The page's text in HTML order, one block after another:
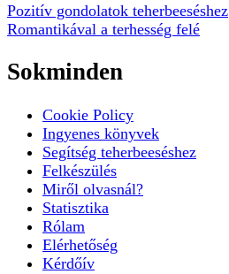
Pozitív gondolatok teherbeeséshez
Romantikával a terhesség felé
Sokminden
Cookie Policy
Ingyenes könyvek
Segítség teherbeeséshez
Felkészülés
Miről olvasnál?
Statisztika
Rólam
Elérhetőség
Kérdőív